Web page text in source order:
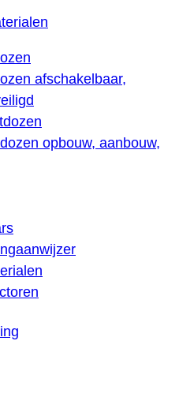
afschakelbaar,
opbouw, aanbouw,